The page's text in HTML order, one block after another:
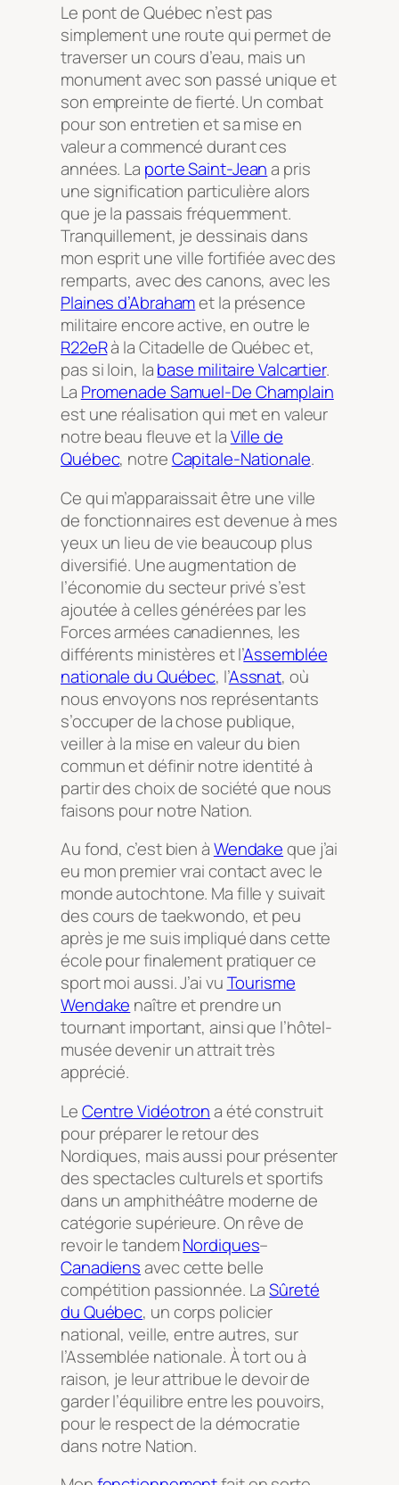
Le pont de Québec n’est pas
simplement une route qui permet de
traverser un cours d’eau, mais un
monument avec son passé unique et
son empreinte de fierté. Un combat
pour son entretien et sa mise en
valeur a commencé durant ces
années. La porte Saint-Jeana pris
une signification particulière alors
que je la passais fréquemment.
Tranquillement, je dessinais dans
mon esprit une ville fortifiée avec des
remparts, avec des canons, avec les
Plaines d’Abrahamet la présence
militaire encore active, en outre le
R22eRà la Citadelle de Québec et,
pas si loin, labase militaire Valcartier.
La Promenade Samuel-De Champlain
est une réalisation qui met en valeur
notre beau fleuve et laVille de
Québec, notreCapitale-Nationale.
Ce qui m’apparaissait être une ville
de fonctionnaires est devenue à mes
yeux un lieu de vie beaucoup plus
diversifié. Une augmentation de
l’économie du secteur privé s’est
ajoutée à celles générées par les
Forces armées canadiennes, les
différents ministères et l’Assemblée
nationale du Québec, l’Assnat, où
nous envoyons nos représentants
s’occuper de la chose publique,
veiller à la mise en valeur du bien
commun et définir notre identité à
partir des choix de société que nous
faisons pour notre Nation.
Au fond, c’est bien àWendakeque j’ai
eu mon premier vrai contact avec le
monde autochtone. Ma fille y suivait
des cours de taekwondo, et peu
après je me suis impliqué dans cette
école pour finalement pratiquer ce
sport moi aussi. J’ai vuTourisme
Wendake naître et prendre un
tournant important, ainsi que l’hôtel-
musée devenir un attrait très
apprécié.
LeCentre Vidéotrona été construit
pour préparer le retour des
Nordiques, mais aussi pour présenter
des spectacles culturels et sportifs
dans un amphithéâtre moderne de
catégorie supérieure. On rêve de
revoir le tandemNordiques–
Canadiensavec cette belle
compétition passionnée. LaSûreté
du Québec, un corps policier
national, veille, entre autres, sur
l’Assemblée nationale. À tort ou à
raison, je leur attribue le devoir de
garder l’équilibre entre les pouvoirs,
pour le respect de la démocratie
dans notre Nation.